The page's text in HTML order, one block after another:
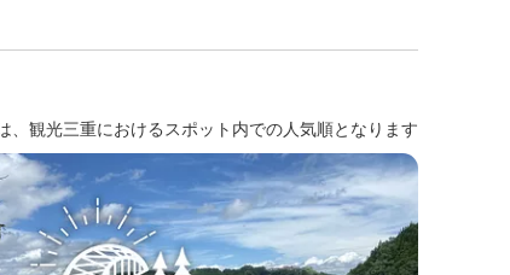
、観光三重におけるスポット内での人気順となります